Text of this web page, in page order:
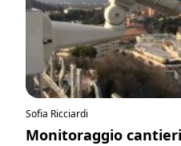
Sofia Ricciardi
Monitoraggio